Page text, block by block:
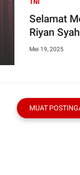
TNI
Selamat
Riyan
Mei 19, 2025
MUAT